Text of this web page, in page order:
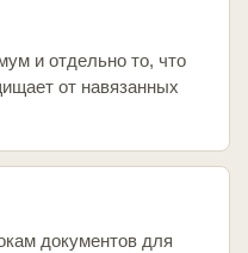
и отдельно то, что
от навязанных
документов для